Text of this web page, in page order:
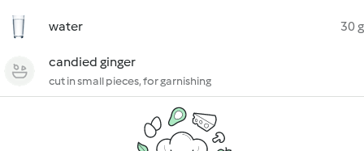
water 30 g
candied ginger
cut in small pieces, for garnishing